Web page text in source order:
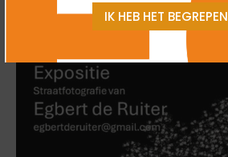
IK HEB HET BEGREPEN